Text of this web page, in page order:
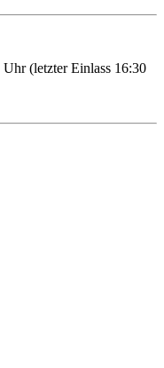
(letzter Einlass 16:30